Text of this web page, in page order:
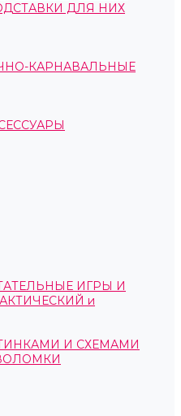
ДЛЯ НИХ
КАРНАВАЛЬНЫЕ
ИГРЫ И
и
И СХЕМАМИ